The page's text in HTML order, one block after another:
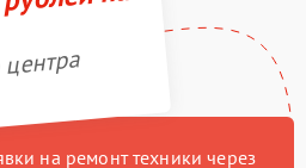
на ремонт техники через